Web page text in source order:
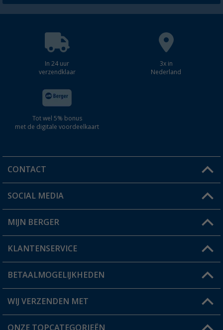
In 24 uur
verzendklaar
3x in
Nederland
Tot wel 5% bonus
met de digitale voordeelkaart
CONTACT
Een vraag?
Winkel vinden
SOCIAL MEDIA
MIJN BERGER
Mijn account
Status bestelling
Verlanglijstje
KLANTENSERVICE
FAQ & Contact
Verzendinformatie
BETAALMOGELIJKHEDEN
WIJ VERZENDEN MET
ONZE TOPCATEGORIEËN